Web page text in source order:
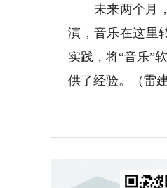
未来两个月，
演，音乐在这里
实践，将“音乐”
供了经验。（雷建